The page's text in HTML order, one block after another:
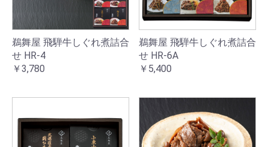
鵜舞屋 飛騨牛しぐれ煮詰合
せ HR-4
￥3,780
鵜舞屋 飛騨牛しぐれ煮詰合
せ HR-6A
￥5,400